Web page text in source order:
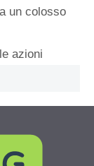
un colosso
azioni